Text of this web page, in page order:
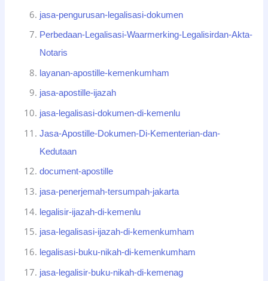
jasa-pengurusan-legalisasi-dokumen
Perbedaan-Legalisasi-Waarmerking-Legalisirdan-Akta-
Notaris
layanan-apostille-kemenkumham
jasa-apostille-ijazah
jasa-legalisasi-dokumen-di-kemenlu
Jasa-Apostille-Dokumen-Di-Kementerian-dan-
Kedutaan
document-apostille
jasa-penerjemah-tersumpah-jakarta
legalisir-ijazah-di-kemenlu
jasa-legalisasi-ijazah-di-kemenkumham
legalisasi-buku-nikah-di-kemenkumham
jasa-legalisir-buku-nikah-di-kemenag